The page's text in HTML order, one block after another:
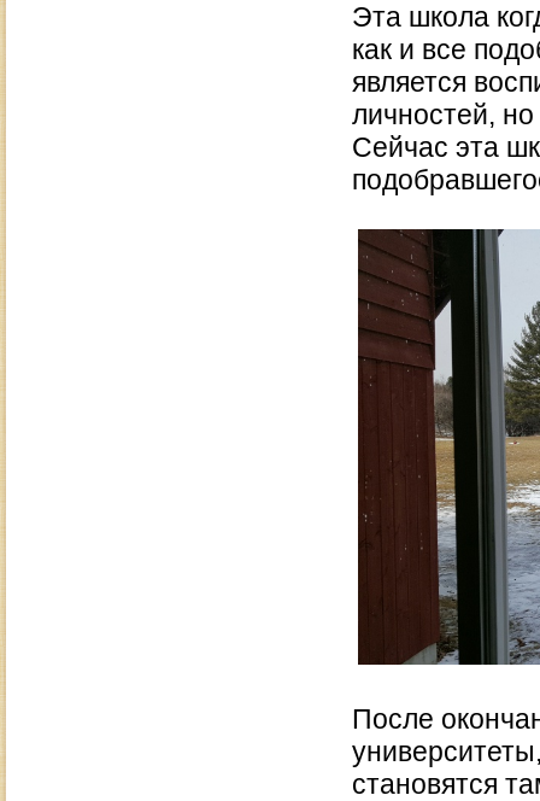
Эта школа
как и все
является
личностей,
Сейчас эта
После
становятся